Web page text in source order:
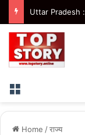
Menu
Home /राज्य